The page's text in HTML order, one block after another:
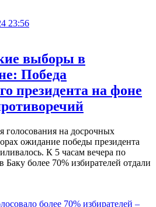
23:56
выборы в
Победа
президента на фоне
голосования на досрочных
ожидание победы президента
К 5 часам вечера по
Баку более 70% избирателей отдали